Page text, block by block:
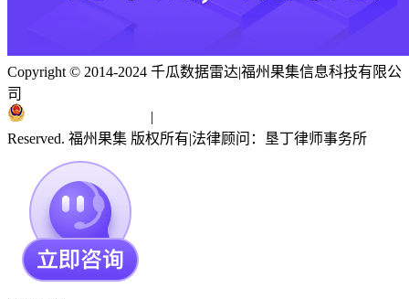
Copyright © 2014-2024 千瓜数据雷达|福州果集信息科技有限公
司
|
Reserved. 福州果集 版权所有|法律顾问：垦丁律师事务所